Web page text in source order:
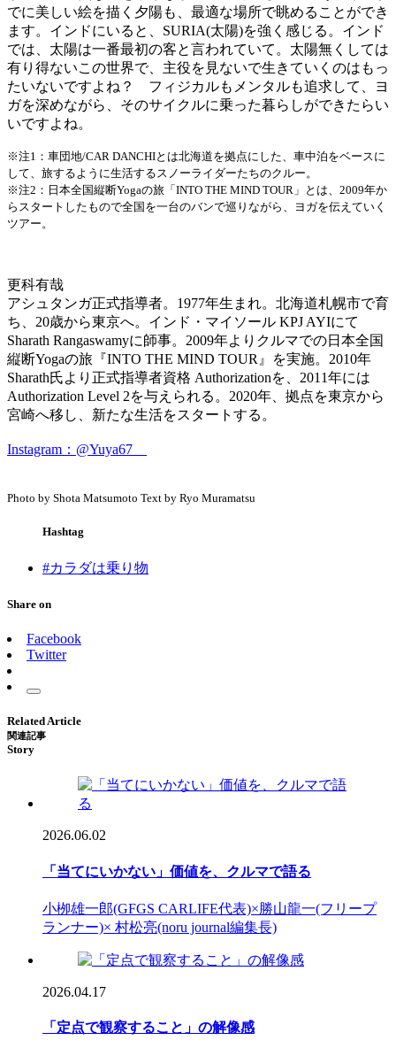
でに美しい絵を描く夕陽も、最適な場所で眺めることができ
ます。インドにいると、SURIA(太陽)を強く感じる。インド
では、太陽は一番最初の客と言われていて。太陽無くしては
有り得ないこの世界で、主役を見ないで生きていくのはもっ
たいないですよね？ フィジカルもメンタルも追求して、ヨ
ガを深めながら、そのサイクルに乗った暮らしができたらい
いですよね。
※注1：車団地/CAR DANCHIとは北海道を拠点にした、車中泊をベースに
して、旅するように生活するスノーライダーたちのクルー。
※注2：日本全国縦断Yogaの旅「INTO THE MIND TOUR」とは、2009年か
らスタートしたもので全国を一台のバンで巡りながら、ヨガを伝えていく
ツアー。
更科有哉
アシュタンガ正式指導者。1977年生まれ。北海道札幌市で育
ち、20歳から東京へ。インド・マイソール KPJ AYIにて
Sharath Rangaswamyに師事。2009年よりクルマでの日本全国
縦断Yogaの旅『INTO THE MIND TOUR』を実施。2010年
Sharath氏より正式指導者資格 Authorizationを、2011年には
Authorization Level 2を与えられる。2020年、拠点を東京から
宮崎へ移し、新たな生活をスタートする。
Instagram：@Yuya67
Photo by Shota Matsumoto Text by Ryo Muramatsu
Hashtag
#カラダは乗り物
Share on
Facebook
Twitter
Related Article
関連記事
Story
2026.06.02
「当てにいかない」価値を、クルマで語る
小栁雄一郎(GFGS CARLIFE代表)×勝山龍一(フリープ
ランナー)× 村松亮(noru journal編集長)
2026.04.17
「定点で観察すること」の解像感